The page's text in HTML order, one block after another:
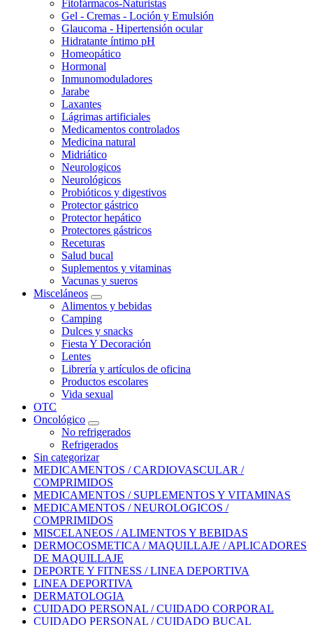
Fitofármacos-Naturistas
Gel - Cremas - Loción y Emulsión
Glaucoma - Hipertensión ocular
Hidratante íntimo pH
Homeopático
Hormonal
Inmunomoduladores
Jarabe
Laxantes
Lágrimas artificiales
Medicamentos controlados
Medicina natural
Midriático
Neurologicos
Neurológicos
Probióticos y digestivos
Protector gástrico
Protector hepático
Protectores gástricos
Receturas
Salud bucal
Suplementos y vitaminas
Vacunas y sueros
Misceláneos
Alimentos y bebidas
Camping
Dulces y snacks
Fiesta Y Decoración
Lentes
Librería y artículos de oficina
Productos escolares
Vida sexual
OTC
Oncológico
No refrigerados
Refrigerados
Sin categorizar
MEDICAMENTOS / CARDIOVASCULAR /
COMPRIMIDOS
MEDICAMENTOS / SUPLEMENTOS Y VITAMINAS
MEDICAMENTOS / NEUROLOGICOS /
COMPRIMIDOS
MISCELANEOS / ALIMENTOS Y BEBIDAS
DERMOCOSMETICA / MAQUILLAJE / APLICADORES
DE MAQUILLAJE
DEPORTE Y FITNESS / LINEA DEPORTIVA
LINEA DEPORTIVA
DERMATOLOGIA
CUIDADO PERSONAL / CUIDADO CORPORAL
CUIDADO PERSONAL / CUIDADO BUCAL